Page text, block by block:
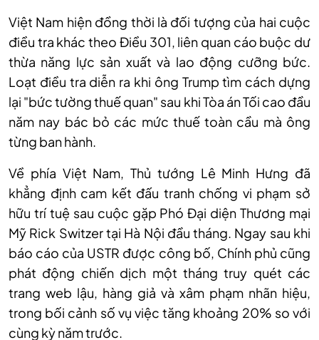
Việt Nam hiện đồng thời là đối tượng của hai cuộc
điều tra khác theo Điều 301, liên quan cáo buộc dư
thừa năng lực sản xuất và lao động cưỡng bức.
Loạt điều tra diễn ra khi ông Trump tìm cách dựng
lại "bức tường thuế quan" sau khi Tòa án Tối cao đầu
năm nay bác bỏ các mức thuế toàn cầu mà ông
từng ban hành.
Về phía Việt Nam, Thủ tướng Lê Minh Hưng đã
khẳng định cam kết đấu tranh chống vi phạm sở
hữu trí tuệ sau cuộc gặp Phó Đại diện Thương mại
Mỹ Rick Switzer tại Hà Nội đầu tháng. Ngay sau khi
báo cáo của USTR được công bố, Chính phủ cũng
phát động chiến dịch một tháng truy quét các
trang web lậu, hàng giả và xâm phạm nhãn hiệu,
trong bối cảnh số vụ việc tăng khoảng 20% so với
cùng kỳ năm trước.